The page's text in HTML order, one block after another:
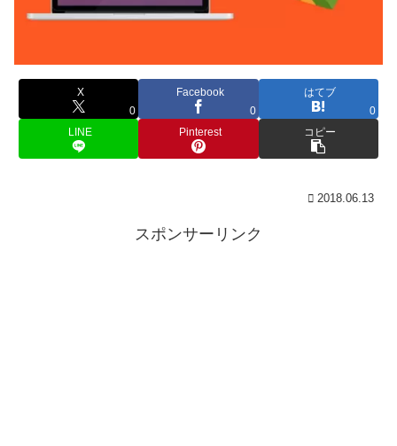
X
0
Facebook
0
はてブ
0
LINE
Pinterest コピー
2018.06.13
スポンサーリンク